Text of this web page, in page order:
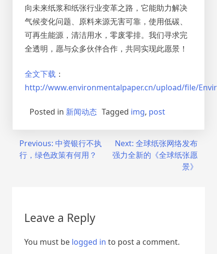
向未来纸浆和纸张行业变革之路，它能助力解决
气候变化问题、原料来源无害可靠，使用低碳、
可再生能源，清洁用水，零废零排。我们寻求完
全透明，愿与众多伙伴合作，共同实现此愿景！
全文下载 ：
http://www.environmentalpaper.cn/upload/file/
Posted in 新闻动态 Tagged img, post
Post
navigation
Previous: 中资银行不执
行，绿色政策有何用？
Next: 全球纸张网络发布
强力全新的《全球纸张愿
景》
Leave a Reply
You must be logged in to post a comment.